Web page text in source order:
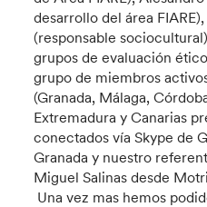
desarrollo del área
(responsable
grupos de evaluación
grupo de miembros
(Granada, Málaga,
Extremadura y Canarias
conectados vía Skype de
Granada y nuestro
Miguel Salinas desde
Una vez mas hemos